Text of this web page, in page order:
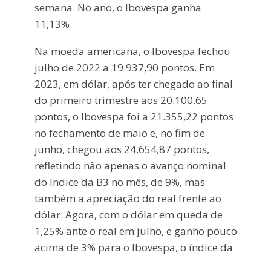
semana. No ano, o Ibovespa ganha
11,13%.
Na moeda americana, o Ibovespa fechou
julho de 2022 a 19.937,90 pontos. Em
2023, em dólar, após ter chegado ao final
do primeiro trimestre aos 20.100.65
pontos, o Ibovespa foi a 21.355,22 pontos
no fechamento de maio e, no fim de
junho, chegou aos 24.654,87 pontos,
refletindo não apenas o avanço nominal
do índice da B3 no mês, de 9%, mas
também a apreciação do real frente ao
dólar. Agora, com o dólar em queda de
1,25% ante o real em julho, e ganho pouco
acima de 3% para o Ibovespa, o índice da